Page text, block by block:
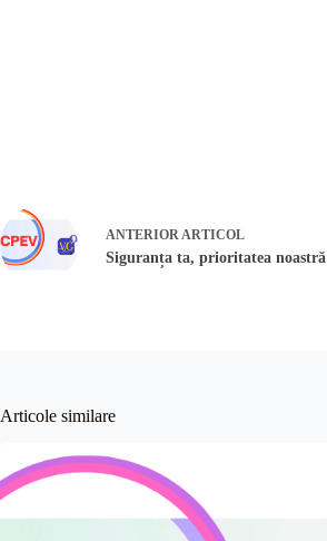
ANTERIOR ARTICOL
Siguranța ta, prioritatea noastră
Articole similare